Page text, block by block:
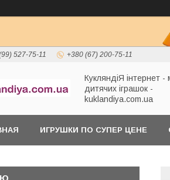
527-75-11 +380 (67) 200-75-11
КукляндіЯ інтернет -
дитячих іграшок -
kuklandiya.com.ua
ИГРУШКИ ПО СУПЕР ЦЕНЕ